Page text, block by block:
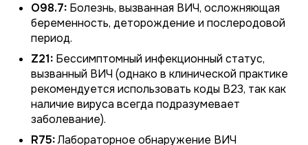
O98.7: Болезнь, вызванная ВИЧ, осложняющая
беременность, деторождение и послеродовой
период.
Z21: Бессимптомный инфекционный статус,
вызванный ВИЧ (однако в клинической практике
рекомендуется использовать коды B23, так как
наличие вируса всегда подразумевает
заболевание).
R75:Лабораторное обнаружение ВИЧ